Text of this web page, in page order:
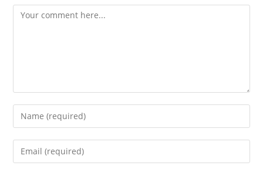
Comment
Enter
your
name
Enter
your